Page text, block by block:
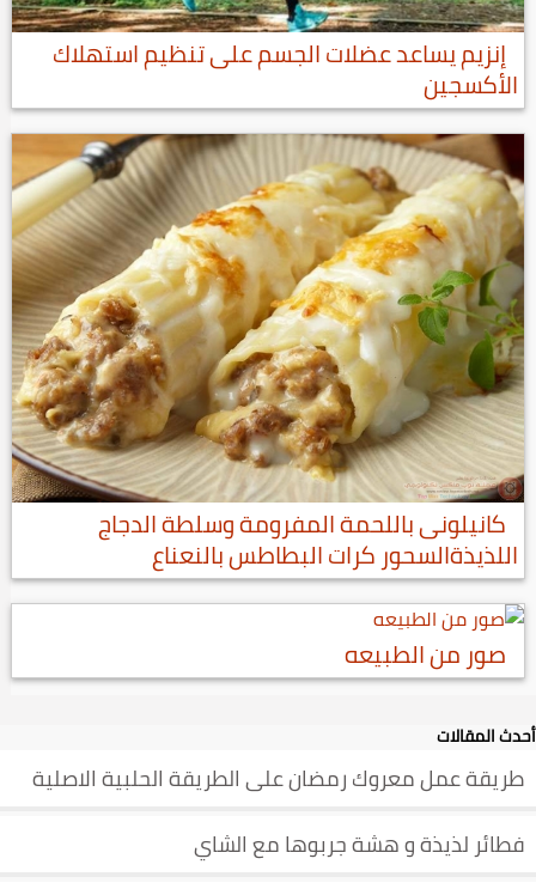
إنزيم يساعد عضلات الجسم على تنظيم استهلاك
الأكسجين
كانيلونى باللحمة المفرومة وسلطة الدجاج
اللذيذةالسحور كرات البطاطس بالنعناع
صور من الطبيعه
أحدث المقالات
طريقة عمل معروك رمضان على الطريقة الحلبية الاصلية
فطائر لذيذة و هشة جربوها مع الشاي